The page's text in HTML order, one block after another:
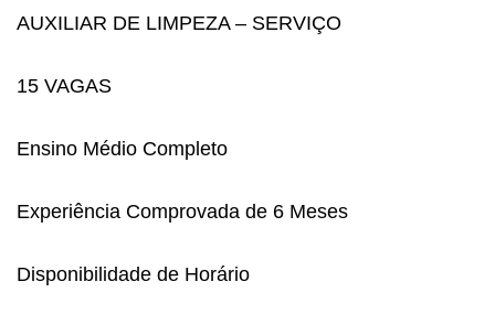
AUXILIAR DE LIMPEZA – SERVIÇO
15 VAGAS
Ensino Médio Completo
Experiência Comprovada de 6 Meses
Disponibilidade de Horário